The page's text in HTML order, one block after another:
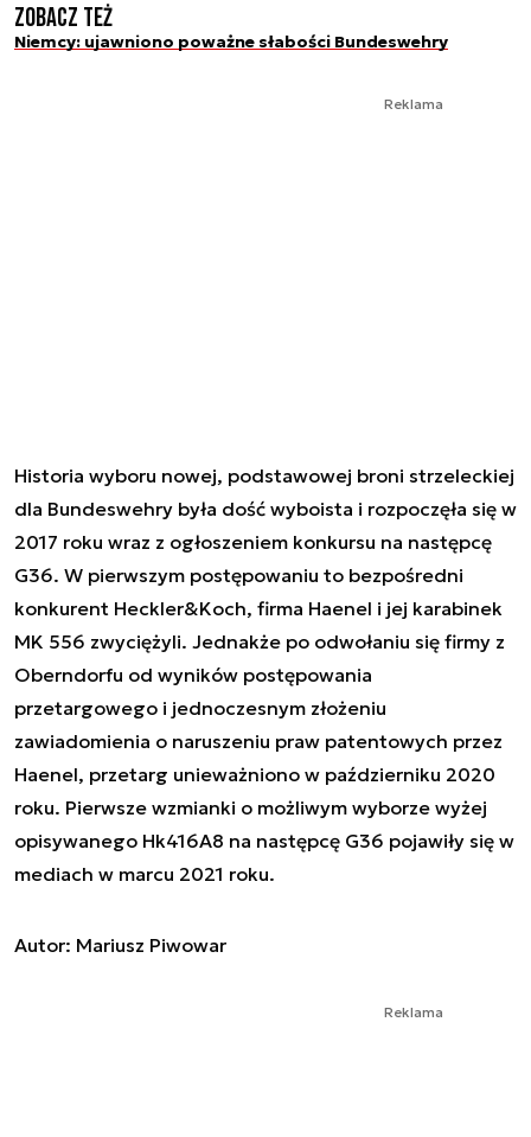
Zobacz też
Niemcy: ujawniono poważne słabości Bundeswehry
Reklama
Historia wyboru nowej, podstawowej broni strzeleckiej
dla Bundeswehry była dość wyboista i rozpoczęła się w
2017 roku wraz z ogłoszeniem konkursu na następcę
G36. W pierwszym postępowaniu to bezpośredni
konkurent Heckler&Koch, firma Haenel i jej karabinek
MK 556 zwyciężyli. Jednakże po odwołaniu się firmy z
Oberndorfu od wyników postępowania
przetargowego i jednoczesnym złożeniu
zawiadomienia o naruszeniu praw patentowych przez
Haenel, przetarg unieważniono w październiku 2020
roku. Pierwsze wzmianki o możliwym wyborze wyżej
opisywanego Hk416A8 na następcę G36 pojawiły się w
mediach w marcu 2021 roku.
Autor: Mariusz Piwowar
Reklama